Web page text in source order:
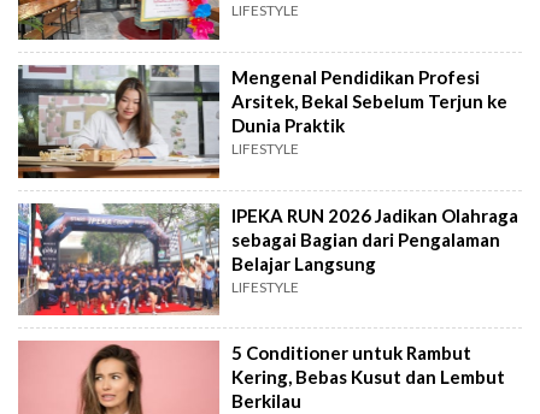
LIFESTYLE
Mengenal Pendidikan Profesi
Arsitek, Bekal Sebelum Terjun ke
Dunia Praktik
LIFESTYLE
IPEKA RUN 2026 Jadikan Olahraga
sebagai Bagian dari Pengalaman
Belajar Langsung
LIFESTYLE
5 Conditioner untuk Rambut
Kering, Bebas Kusut dan Lembut
Berkilau